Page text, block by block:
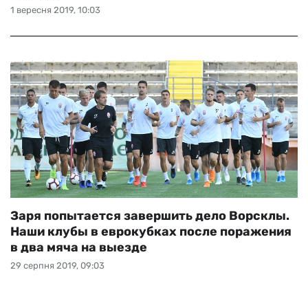
1 вересня 2019, 10:03
29 серпня 2019, 09:03
Заря попытается завершить дело Ворсклы.
Наши клубы в еврокубках после поражения
в два мяча на выезде